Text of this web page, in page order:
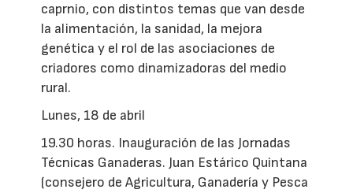
caprnio, con distintos temas que van desde
la alimentación, la sanidad, la mejora
genética y el rol de las asociaciones de
criadores como dinamizadoras del medio
rural.
Lunes, 18 de abril
19.30 horas. Inauguración de las Jornadas
Técnicas Ganaderas. Juan Estárico Quintana
(consejero de Agricultura, Ganadería y Pesca